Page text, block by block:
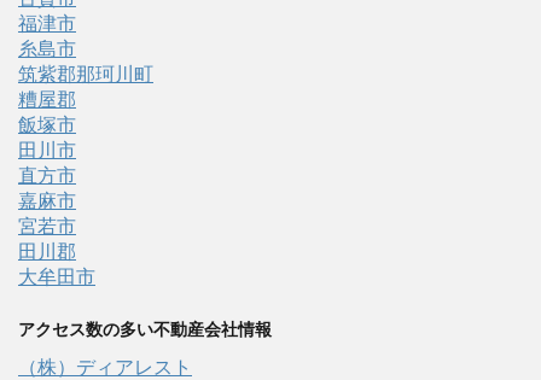
福津市
糸島市
筑紫郡那珂川町
糟屋郡
飯塚市
田川市
直方市
嘉麻市
宮若市
田川郡
大牟田市
アクセス数の多い不動産会社情報
（株）ディアレスト